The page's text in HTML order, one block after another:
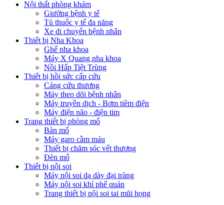
Nội thất phòng khám
Giường bệnh y tế
Tủ thuốc y tế đa năng
Xe di chuyển bệnh nhân
Thiết bị Nha Khoa
Ghế nha khoa
Máy X Quang nha khoa
Nồi Hấp Tiệt Trùng
Thiết bị hồi sức cấp cứu
Cáng cứu thương
Máy theo dõi bệnh nhân
Máy truyền dịch - Bơm tiêm điện
Máy điện não - điện tim
Trang thiết bị phòng mổ
Bàn mổ
Máy garo cầm máu
Thiết bị chăm sóc vết thương
Đèn mổ
Thiết bị nội soi
Máy nội soi dạ dày đại tràng
Máy nội soi khí phế quản
Trang thiết bị nội soi tai mũi họng